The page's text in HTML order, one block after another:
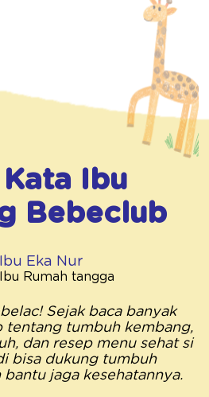
Ibu
Bebeclub
Ibu Eka Nur
Ibu Rumah tangga
Sejak baca banyak
tentang tumbuh kembang,
dan resep menu sehat si
bisa dukung tumbuh
jaga kesehatannya.